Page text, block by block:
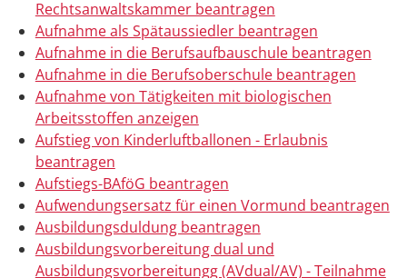
Rechtsanwaltskammer beantragen
Aufnahme als Spätaussiedler beantragen
Aufnahme in die Berufsaufbauschule beantragen
Aufnahme in die Berufsoberschule beantragen
Aufnahme von Tätigkeiten mit biologischen
Arbeitsstoffen anzeigen
Aufstieg von Kinderluftballonen - Erlaubnis
beantragen
Aufstiegs-BAföG beantragen
Aufwendungsersatz für einen Vormund beantragen
Ausbildungsduldung beantragen
Ausbildungsvorbereitung dual und
Ausbildungsvorbereitungg (AVdual/AV) - Teilnahme